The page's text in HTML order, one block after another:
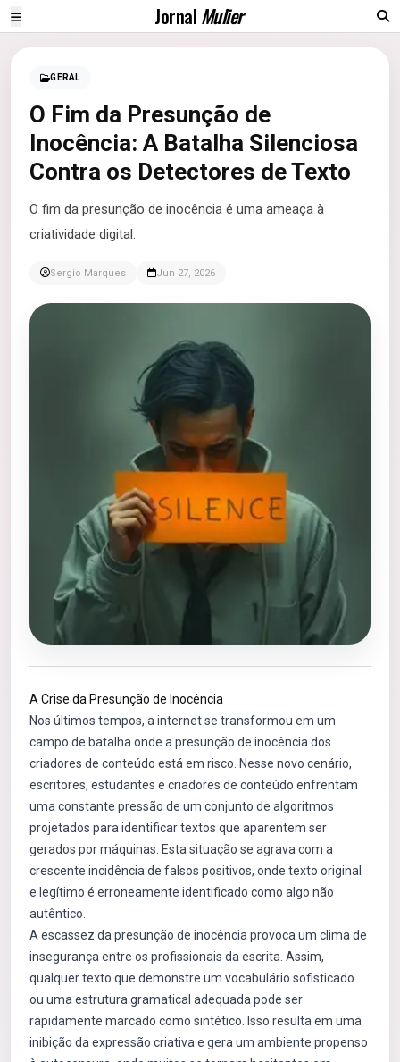
JornalMulier
GERAL
O Fim da Presunção de
Inocência: A Batalha Silenciosa
Contra os Detectores de Texto
O fim da presunção de inocência é uma ameaça à
criatividade digital.
Sergio Marques Jun 27, 2026
A Crise da Presunção de Inocência
Nos últimos tempos, a internet se transformou em um
campo de batalha onde a presunção de inocência dos
criadores de conteúdo está em risco. Nesse novo cenário,
escritores, estudantes e criadores de conteúdo enfrentam
uma constante pressão de um conjunto de algoritmos
projetados para identificar textos que aparentem ser
gerados por máquinas. Esta situação se agrava com a
crescente incidência de falsos positivos, onde texto original
e legítimo é erroneamente identificado como algo não
autêntico.
A escassez da presunção de inocência provoca um clima de
insegurança entre os profissionais da escrita. Assim,
qualquer texto que demonstre um vocabulário sofisticado
ou uma estrutura gramatical adequada pode ser
rapidamente marcado como sintético. Isso resulta em uma
inibição da expressão criativa e gera um ambiente propenso